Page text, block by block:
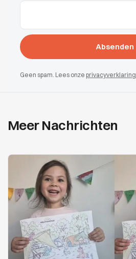
E-Mail-Adressen
Geen spam. Lees onze privacyverklaring
Meer Nachrichten